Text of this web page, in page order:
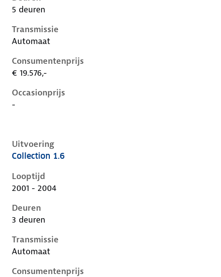
5 deuren
Transmissie
Automaat
Consumentenprijs
€ 19.576,-
Occasionprijs
-
Uitvoering
Ford Focus i, 1.6, 74 kW, Benzine, 3 deuren
Collection 1.6
Looptijd
2001 - 2004
Deuren
3 deuren
Transmissie
Automaat
Consumentenprijs